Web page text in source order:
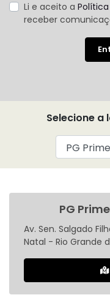
Li e aceito a
receber
Selecione a
PG
Av. Sen. Salgado
Natal - Rio Grande